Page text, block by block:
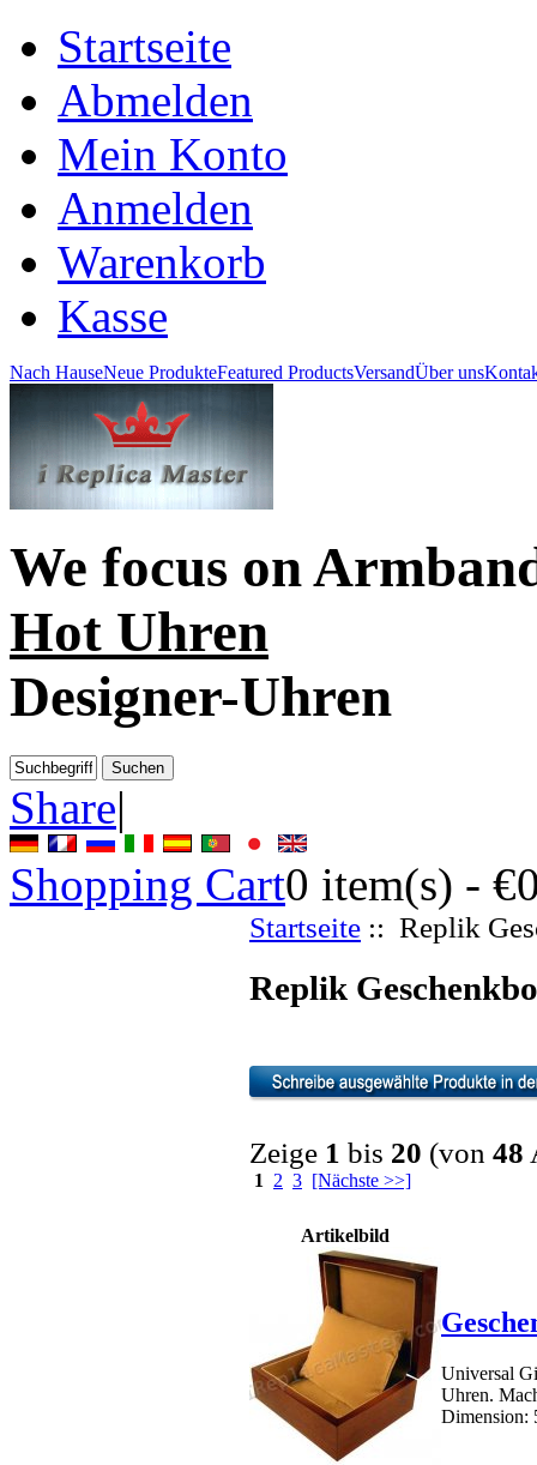
Startseite
Abmelden
Mein Konto
Anmelden
Warenkorb
Kasse
Nach HauseNeue ProdukteFeatured ProductsVersandÜber uns
We focus on
Hot Uhren
Designer-Uhren
Share|
Shopping Cart0 item(s) -
Startseite :: Replik
Replik
Zeige 1 bis 20 (von 48
1 2 3 [Nächste >>]
Artikelbild
Universal
Uhren.
Dimension: